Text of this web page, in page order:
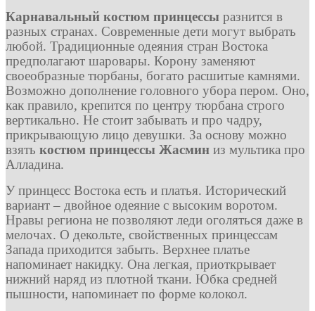
Карнавальный костюм принцессы разнится в
разных странах. Современные дети могут выбрать
любой. Традиционные одеяния стран Востока
предполагают шаровары. Корону заменяют
своеобразные тюрбаны, богато расшитые камнями.
Возможно дополнение головного убора пером. Оно,
как правило, крепится по центру тюрбана строго
вертикально. Не стоит забывать и про чадру,
прикрывающую лицо девушки. За основу можно
взять костюм принцессы Жасмин из мультика про
Алладина.
У принцесс Востока есть и платья. Исторический
вариант – двойное одеяние с высоким воротом.
Нравы региона не позволяют леди оголяться даже в
мелочах. О декольте, свойственных принцессам
Запада приходится забыть. Верхнее платье
напоминает накидку. Она легкая, приоткрывает
нижний наряд из плотной ткани. Юбка средней
пышности, напоминает по форме колокол.